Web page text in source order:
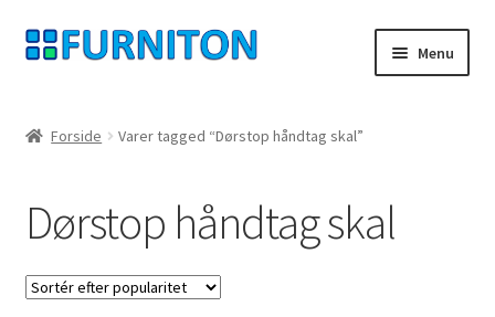
Spring
til
Spring
til
Menu
privatliv
fortrydelsesret
Forside Varer tagged “Dørstop håndtag skal”
Dørstop håndtag skal